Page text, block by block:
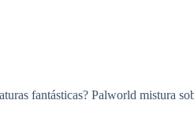
fantásticas? Palworld mistura